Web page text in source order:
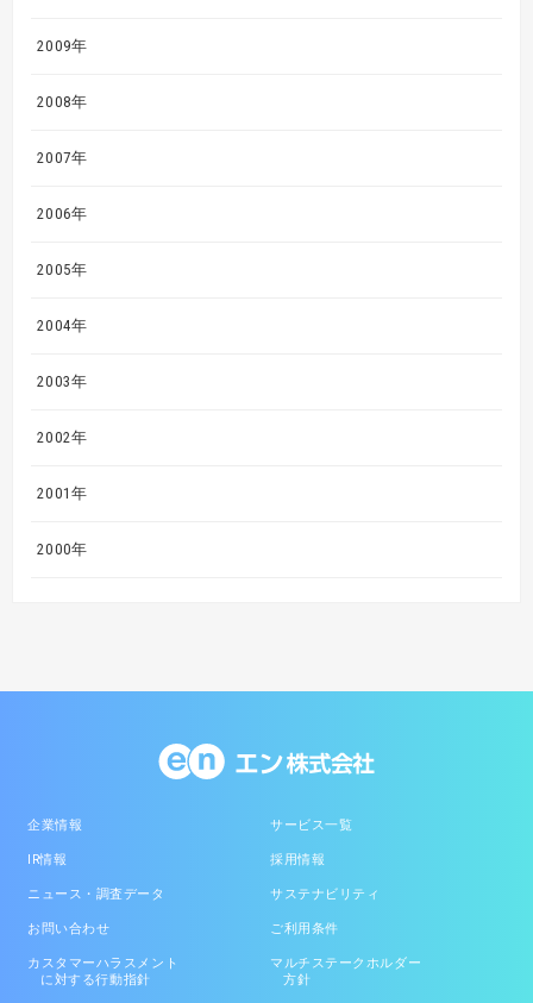
2009年
2008年
2007年
2006年
2005年
2004年
2003年
2002年
2001年
2000年
企業情報 サービス一覧
IR情報 採用情報
ニュース・調査データ サステナビリティ
お問い合わせ ご利用条件
カスタマーハラスメント
に対する行動指針
マルチステークホルダー
方針